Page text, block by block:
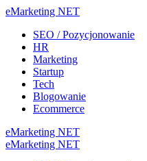
eMarketing NET
SEO / Pozycjonowanie
HR
Marketing
Startup
Tech
Blogowanie
Ecommerce
eMarketing NET
eMarketing NET